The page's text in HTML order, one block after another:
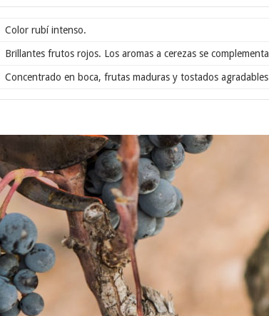
Color rubí intenso.
Brillantes frutos rojos. Los aromas a cerezas se
Concentrado en boca, frutas maduras y tostados